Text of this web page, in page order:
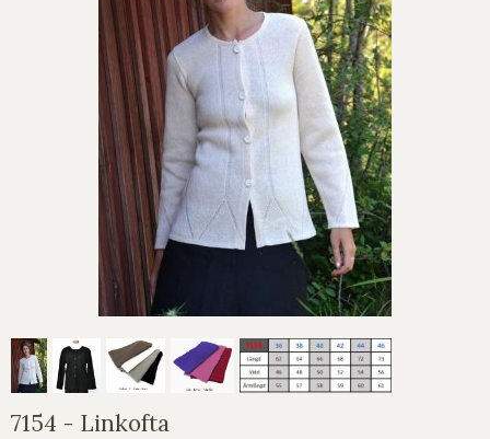
7154 - Linkofta